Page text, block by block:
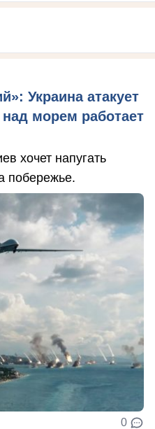
Украина атакует
морем работает
хочет напугать
побережье.
0